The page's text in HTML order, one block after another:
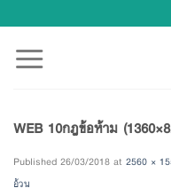
to
content
WEB 10กฎข้อห้าม
Published 26/03/2018 at 2560 ×
อ้วน